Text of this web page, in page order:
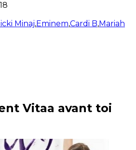
Minaj,Eminem,Cardi B,Mariah
Vitaa avant toi